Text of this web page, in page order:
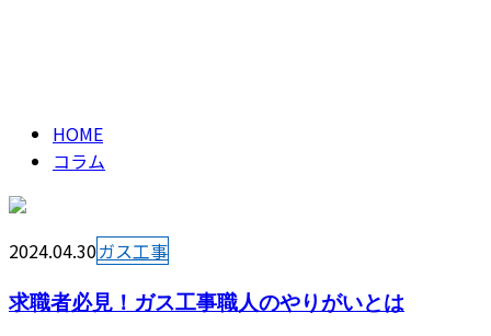
HOME
コラム
2024.04.30ガス工事
求職者必見！ガス工事職人のやりがいとは